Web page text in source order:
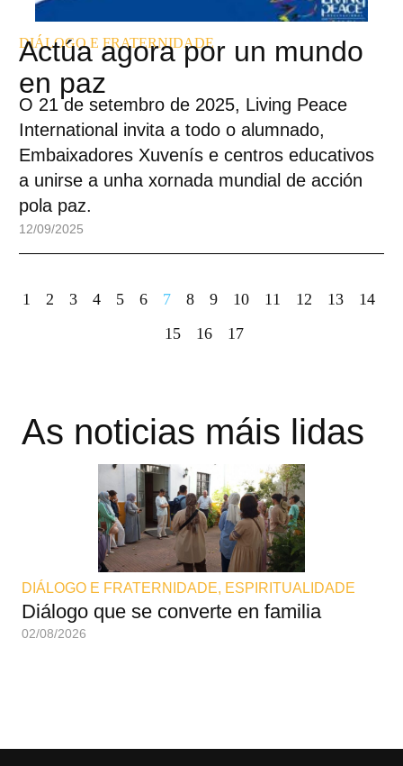
DIÁLOGO E FRATERNIDADE
Actúa agora por un mundo
en paz
O 21 de setembro de 2025, Living Peace
International invita a todo o alumnado,
Embaixadores Xuvenís e centros educativos
a unirse a unha xornada mundial de acción
pola paz.
12/09/2025
1 2 3 4 5 6 7 8 9 10 11 12 13
14
15
16 17
As noticias máis lidas
DIÁLOGO E FRATERNIDADE, ESPIRITUALIDADE
Diálogo que se converte en familia
02/08/2026